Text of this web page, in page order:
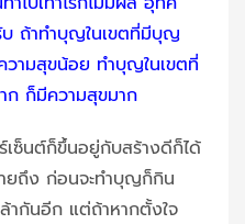
บ ถ้าทำบุญในเขตที่มีบุญ
ามสุขน้อย ทำบุญในเขตที่
ก็มีความสุขมาก
เซ็นต์ก็ขึ้นอยู่กับสร้างดีก็ได้
ยถึง ก่อนจะทำบุญก็กิน
ากันอีก แต่ถ้าหากตั้งใจ